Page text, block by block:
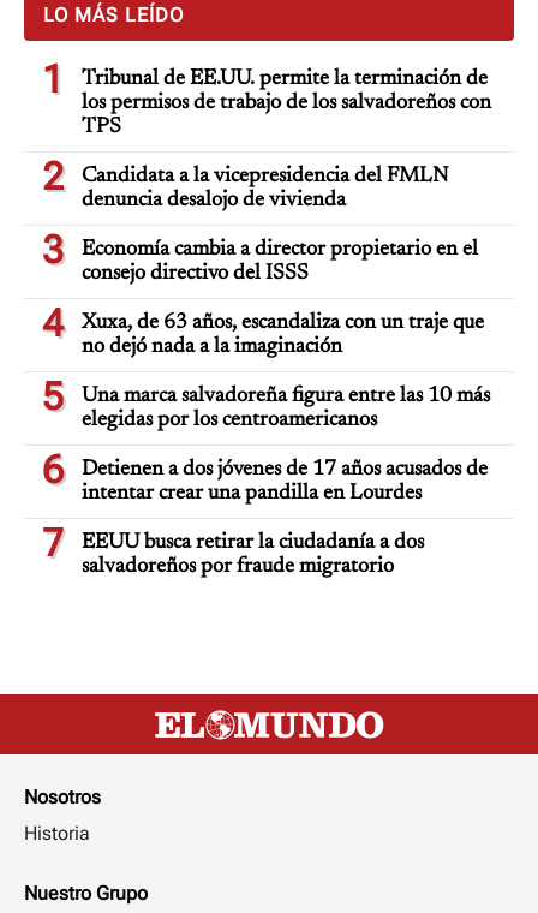
LO MÁS LEÍDO
1
Tribunal de EE.UU. permite la terminación de
los permisos de trabajo de los salvadoreños con
TPS
2
Candidata a la vicepresidencia del FMLN
denuncia desalojo de vivienda
3
Economía cambia a director propietario en el
consejo directivo del ISSS
4
Xuxa, de 63 años, escandaliza con un traje que
no dejó nada a la imaginación
5
Una marca salvadoreña figura entre las 10 más
elegidas por los centroamericanos
6
Detienen a dos jóvenes de 17 años acusados de
intentar crear una pandilla en Lourdes
7
EEUU busca retirar la ciudadanía a dos
salvadoreños por fraude migratorio
Nosotros
Historia
Nuestro Grupo